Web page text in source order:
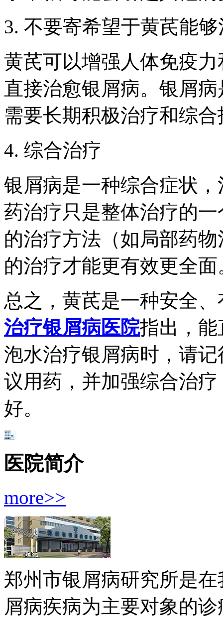
3. 不要寄希望于黄芪能
黄芪可以增强人体免疫
直接治愈银屑病。银屑
需要长期积极治疗和综合
4. 综合治疗
银屑病是一种综合症状
药治疗只是整体治疗的
的治疗方法（如局部药
的治疗才能更有效更全面
总之，黄芪是一种安全
治疗银屑病医院指出，
泡水治疗银屑病时，请
议用药，并加强综合治
好。
医院简介
more>>
郑州市银屑病研究所是
屑病疾病为主要对象的诊